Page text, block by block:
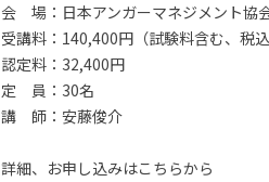
会 場：日本アンガーマネジメント協
受講料：140,400円（試験料含む、税込
認定料：32,400円
定 員：30名
講 師：安藤俊介
詳細、お申し込みはこちらから